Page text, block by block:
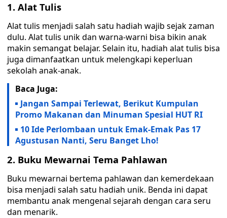
1. Alat Tulis
Alat tulis menjadi salah satu hadiah wajib sejak zaman
dulu. Alat tulis unik dan warna-warni bisa bikin anak
makin semangat belajar. Selain itu, hadiah alat tulis bisa
juga dimanfaatkan untuk melengkapi keperluan
sekolah anak-anak.
Baca Juga:
Jangan Sampai Terlewat, Berikut Kumpulan
Promo Makanan dan Minuman Spesial HUT RI
10 Ide Perlombaan untuk Emak-Emak Pas 17
Agustusan Nanti, Seru Banget Lho!
2. Buku Mewarnai Tema Pahlawan
Buku mewarnai bertema pahlawan dan kemerdekaan
bisa menjadi salah satu hadiah unik. Benda ini dapat
membantu anak mengenal sejarah dengan cara seru
dan menarik.